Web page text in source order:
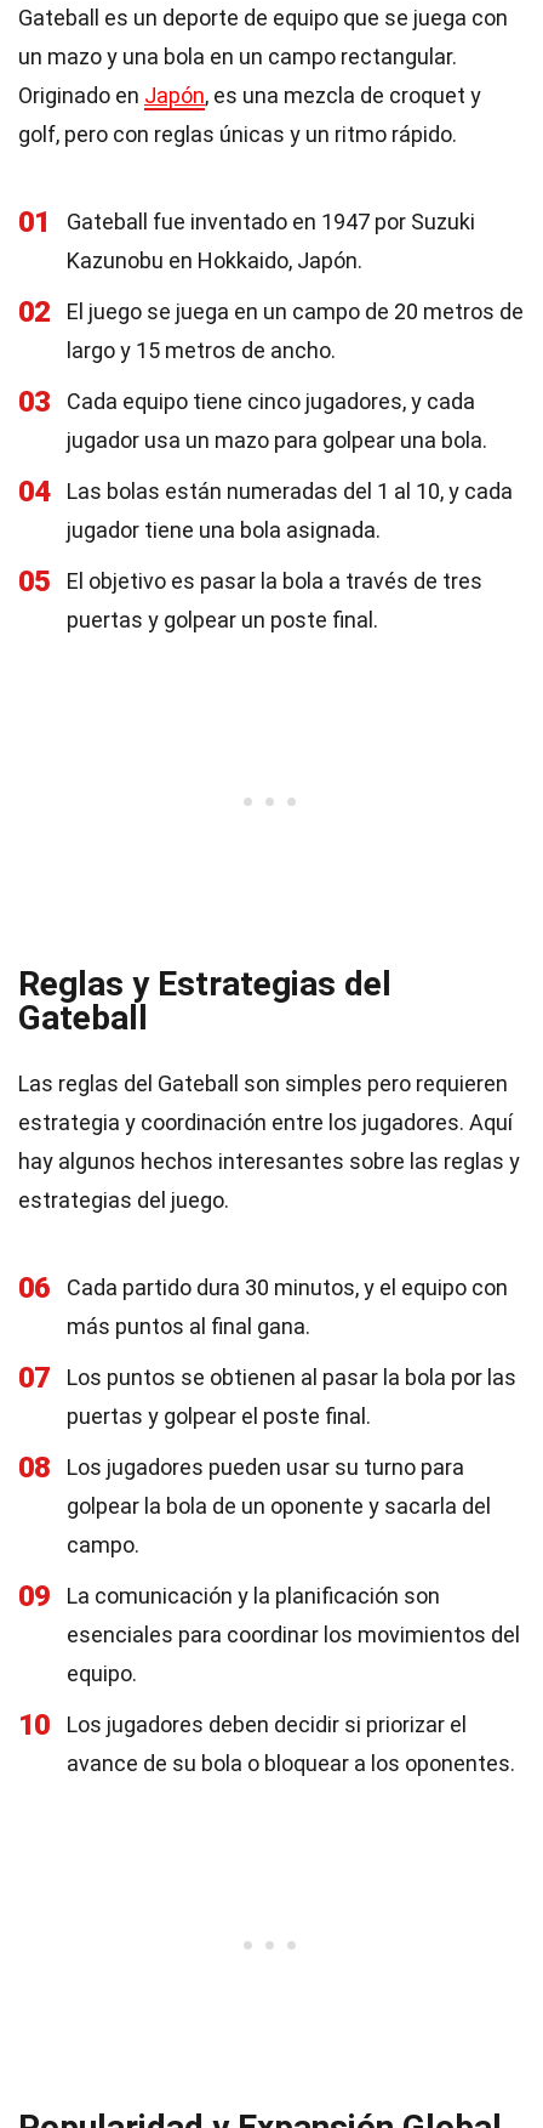
Gateball es un deporte de equipo que se juega con
un mazo y una bola en un campo rectangular.
Originado en Japón, es una mezcla de croquet y
golf, pero con reglas únicas y un ritmo rápido.
01
Gateball fue inventado en 1947 por Suzuki
Kazunobu en Hokkaido, Japón.
02
El juego se juega en un campo de 20 metros de
largo y 15 metros de ancho.
03
Cada equipo tiene cinco jugadores, y cada
jugador usa un mazo para golpear una bola.
04
Las bolas están numeradas del 1 al 10, y cada
jugador tiene una bola asignada.
05
El objetivo es pasar la bola a través de tres
puertas y golpear un poste final.
Reglas y Estrategias del
Gateball
Las reglas del Gateball son simples pero requieren
estrategia y coordinación entre los jugadores. Aquí
hay algunos hechos interesantes sobre las reglas y
estrategias del juego.
06
Cada partido dura 30 minutos, y el equipo con
más puntos al final gana.
07
Los puntos se obtienen al pasar la bola por las
puertas y golpear el poste final.
08
Los jugadores pueden usar su turno para
golpear la bola de un oponente y sacarla del
campo.
09
La comunicación y la planificación son
esenciales para coordinar los movimientos del
equipo.
10
Los jugadores deben decidir si priorizar el
avance de su bola o bloquear a los oponentes.